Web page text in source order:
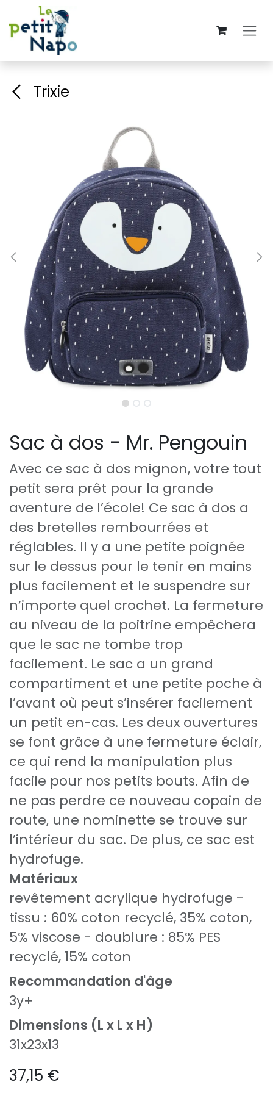
Se rendre au contenu
Trixie
Sac à dos - Mr. Pengouin
Avec ce sac à dos mignon, votre tout
petit sera prêt pour la grande
aventure de l’école! Ce sac à dos a
des bretelles rembourrées et
réglables. Il y a une petite poignée
sur le dessus pour le tenir en mains
plus facilement et le suspendre sur
n’importe quel crochet. La fermeture
au niveau de la poitrine empêchera
que le sac ne tombe trop
facilement. Le sac a un grand
compartiment et une petite poche à
l’avant où peut s’insérer facilement
un petit en-cas. Les deux ouvertures
se font grâce à une fermeture éclair,
ce qui rend la manipulation plus
facile pour nos petits bouts. Afin de
ne pas perdre ce nouveau copain de
route, une nominette se trouve sur
l’intérieur du sac. De plus, ce sac est
hydrofuge.
Matériaux
revêtement acrylique hydrofuge -
tissu : 60% coton recyclé, 35% coton,
5% viscose - doublure : 85% PES
recyclé, 15% coton
Recommandation d'âge
3y+
Dimensions (L x L x H)
31x23x13
37,15 €